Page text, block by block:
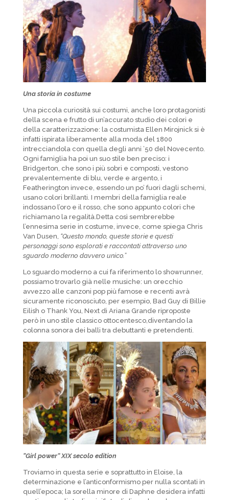
Una storia in costume
Una piccola curiosità sui costumi, anche loro protagonisti
della scena e frutto di un’accurato studio dei colori e
della caratterizzazione: la costumista Ellen Mirojnick si è
infatti ispirata liberamente alla moda del 1800
intrecciandola con quella degli anni ’50 del Novecento.
Ogni famiglia ha poi un suo stile ben preciso: i
Bridgerton, che sono i più sobri e composti, vestono
prevalentemente di blu, verde e argento, i
Featherington invece, essendo un po’ fuori dagli schemi,
usano colori brillanti. I membri della famiglia reale
indossano l’oro e il rosso, che sono appunto colori che
richiamano la regalità.Detta così sembrerebbe
l’ennesima serie in costume, invece, come spiega Chris
Van Dusen, “Questo mondo, queste storie e questi
personaggi sono esplorati e raccontati attraverso uno
sguardo moderno davvero unico.”
Lo sguardo moderno a cui fa riferimento lo showrunner,
possiamo trovarlo già nelle musiche: un orecchio
avvezzo alle canzoni pop più famose e recenti avrà
sicuramente riconosciuto, per esempio, Bad Guy di Billie
Eilish o Thank You, Next di Ariana Grande riproposte
però in uno stile classico ottocentesco,diventando la
colonna sonora dei balli tra debuttanti e pretendenti.
“Girl power” XIX secolo edition
Troviamo in questa serie e soprattutto in Eloise, la
determinazione e l’anticonformismo per nulla scontati in
quell’epoca; la sorella minore di Daphne desidera infatti